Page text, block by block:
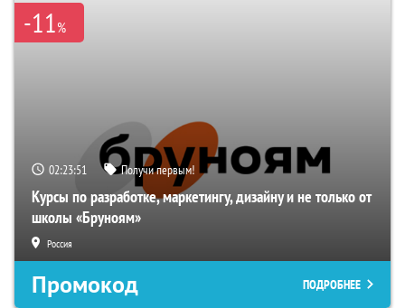
-11%
02:23:50 Получи первым!
Курсы по разработке, маркетингу, дизайну и не только от
школы «Бруноям»
Россия
Промокод ПОДРОБНЕЕ